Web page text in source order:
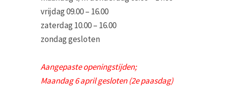
vrijdag 09.00 – 16.00
zaterdag 10.00 – 16.00
zondag gesloten
Aangepaste openingstijden;
Maandag 6 april gesloten (2e paasdag)